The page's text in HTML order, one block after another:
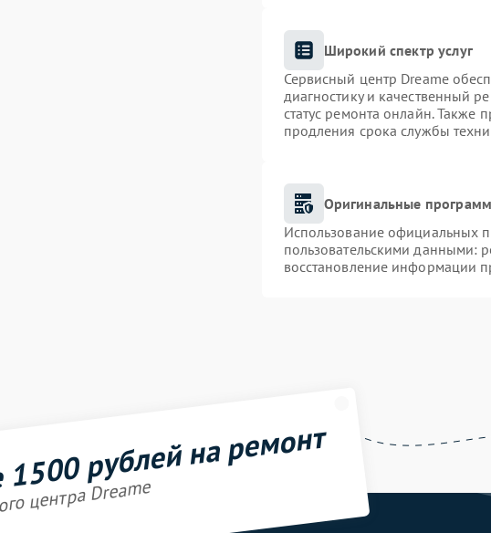
Широкий спектр услуг
Сервисный центр Dreame
диагностику и качественный
статус ремонта онлайн. Также
продления срока службы
Оригинальные
Использование официальных
пользовательскими данными:
восстановление информации
рублей на ремонт
центра Dreame